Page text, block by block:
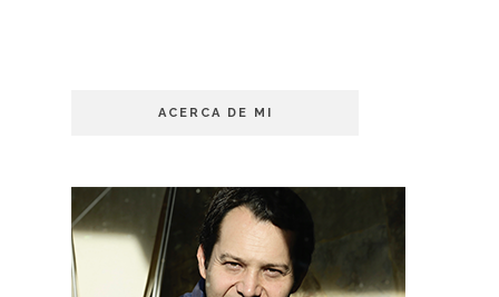
ACERCA DE MI